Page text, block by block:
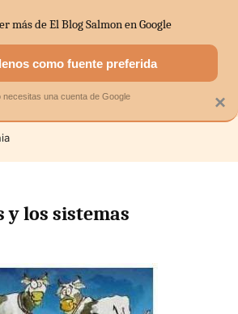
DOMÉSTICA MERCADOS
y los sistemas
×
más de El Blog Salmon en Google
como fuente preferida
necesitas una cuenta de Google